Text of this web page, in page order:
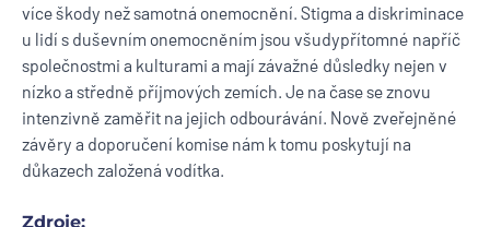
více škody než samotná onemocnění. Stigma a diskriminace
u lidí s duševním onemocněním jsou všudypřítomné napříč
společnostmi a kulturami a mají závažné důsledky nejen v
nízko a středně příjmových zemích. Je na čase se znovu
intenzivně zaměřit na jejich odbourávání. Nově zveřejněné
závěry a doporučení komise nám k tomu poskytují na
důkazech založená vodítka.
Zdroje: